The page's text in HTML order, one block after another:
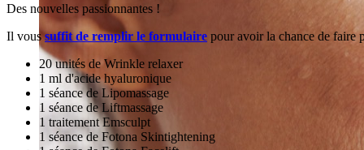
Des nouvelles passionnantes !
Il voussuffit de remplir le formulaire pour avoir la chance de faire
20 unités de Wrinkle relaxer
1 ml d'acide hyaluronique
1 séance de Lipomassage
1 séance de Liftmassage
1 traitement Emsculpt
1 séance de Fotona Skintightening